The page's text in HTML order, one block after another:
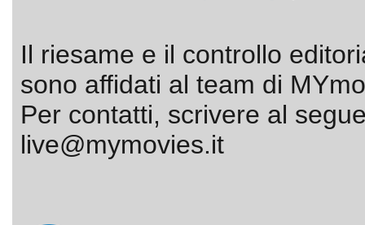
Il riesame e il controllo
sono affidati al team di
Per contatti, scrivere al
live@mymovies.it